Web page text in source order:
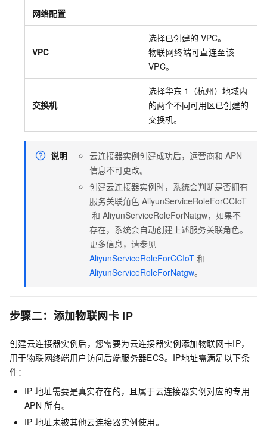
网络配置
VPC
选择已创建的 VPC。
物联网终端可直连至该
VPC。
交换机
选择华东 1（杭州）地域内
的两个不同可用区已创建的
交换机。
说明 云连接器实例创建成功后，运营商和 APN
信息不可更改。
创建云连接器实例时，系统会判断是否拥有
服务关联角色 AliyunServiceRoleForCCIoT
和 AliyunServiceRoleForNatgw，如果不
存在，系统会自动创建上述服务关联角色。
更多信息，请参见
AliyunServiceRoleForCCIoT 和
AliyunServiceRoleForNatgw。
步骤二：添加物联网卡 IP
创建云连接器实例后，您需要为云连接器实例添加物联网卡IP，
用于物联网终端用户访问后端服务器ECS。IP地址需满足以下条
件：
IP 地址需要是真实存在的，且属于云连接器实例对应的专用
APN 所有。
IP 地址未被其他云连接器实例使用。